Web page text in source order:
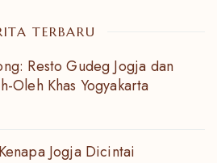
TERBARU
Resto Gudeg Jogja dan
Oleh Khas Yogyakarta
Jogja Dicintai